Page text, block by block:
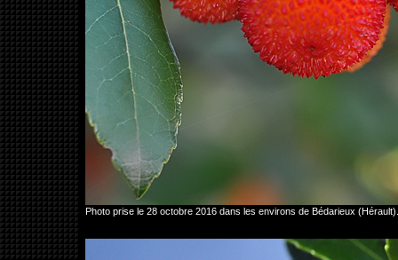
Photo prise le 28 octobre 2016 dans les environs de Bédarieux